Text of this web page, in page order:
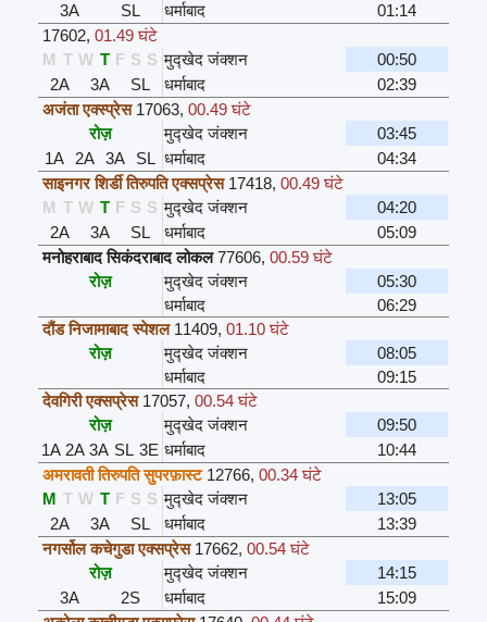
3A
SL धर्माबाद
01:14
17602,01.49 घंटे
M T W T F S S मुद्खेद जंक्शन
00:50
2A
3A SL धर्माबाद
02:39
अजंता एक्स्प्रेस 17063,00.49 घंटे
रोज़
मुद्खेद जंक्शन
03:45
1A
2A 3A SL धर्माबाद
04:34
साइनगर शिर्डी तिरुपति एक्सप्रेस 17418,00.49 घंटे
M T W T F S S मुद्खेद जंक्शन
04:20
2A
3A SL धर्माबाद
05:09
मनोहराबाद सिकंदराबाद लोकल 77606,00.59 घंटे
रोज़
मुद्खेद जंक्शन
05:30
धर्माबाद
06:29
दौंड निजामाबाद स्पेशल 11409,01.10 घंटे
रोज़
मुद्खेद जंक्शन
08:05
धर्माबाद
09:15
देवगिरी एक्सप्रेस 17057,00.54 घंटे
रोज़
मुद्खेद जंक्शन
09:50
1A 2A 3A SL 3E धर्माबाद
10:44
अमरावती तिरुपति सुपरफ़ास्ट 12766,00.34 घंटे
M T W T F S S मुद्खेद जंक्शन
13:05
2A
3A SL धर्माबाद
13:39
नगर्सोल कचेगुडा एक्सप्रेस 17662,00.54 घंटे
रोज़
मुद्खेद जंक्शन
14:15
3A
2S धर्माबाद
15:09